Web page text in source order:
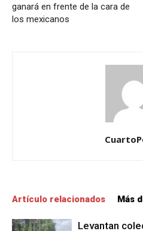
ganará en frente de la cara de
los mexicanos
Artículo relacionados Más
Levantan